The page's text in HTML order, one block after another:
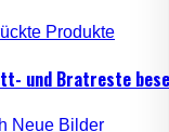
Produkte
und Bratreste
Neue Bilder